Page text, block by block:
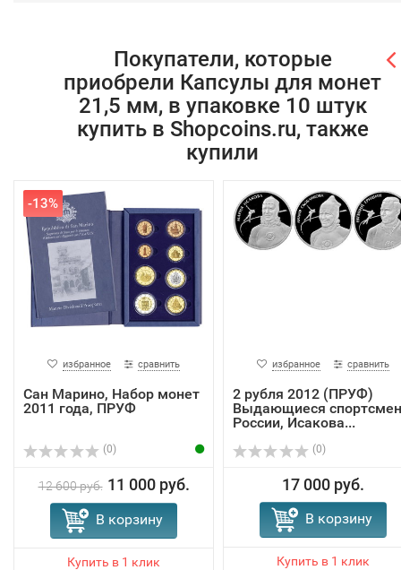
Покупатели, которые
приобрели Капсулы для монет
21,5 мм, в упаковке 10 штук
купить в Shopcoins.ru, также
купили
-13%
избранное сравнить
Сан Марино, Набор монет
2011 года, ПРУФ
(0)
12 600 руб. 11 000 руб.
В корзину
избранное сравнить
2 рубля 2012 (ПРУФ)
Выдающиеся
России, Исакова...
(0)
17 000 руб.
В корзину